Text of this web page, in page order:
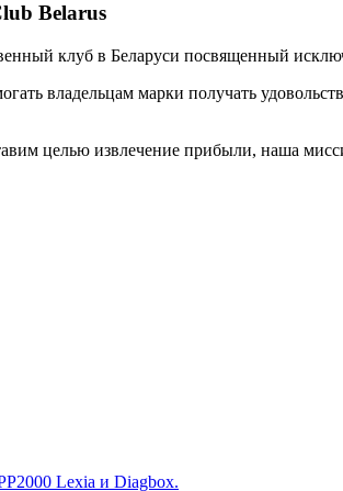
Belarus
клуб в Беларуси посвященный
владельцам марки получать
целью извлечение прибыли, наша
Lexia и Diagbox.